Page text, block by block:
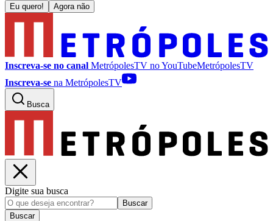
Eu quero! Agora não
Inscreva-se no canal MetrópolesTV noYouTubeMetrópolesTV
Inscreva-se na MetrópolesTV
Busca
Digite sua busca
Buscar
Buscar